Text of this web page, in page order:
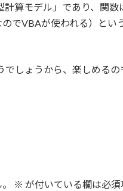
算モデル」であり、関
でVBAが使われる）とい
しょうから、楽しめる
※ が付いている欄は必須